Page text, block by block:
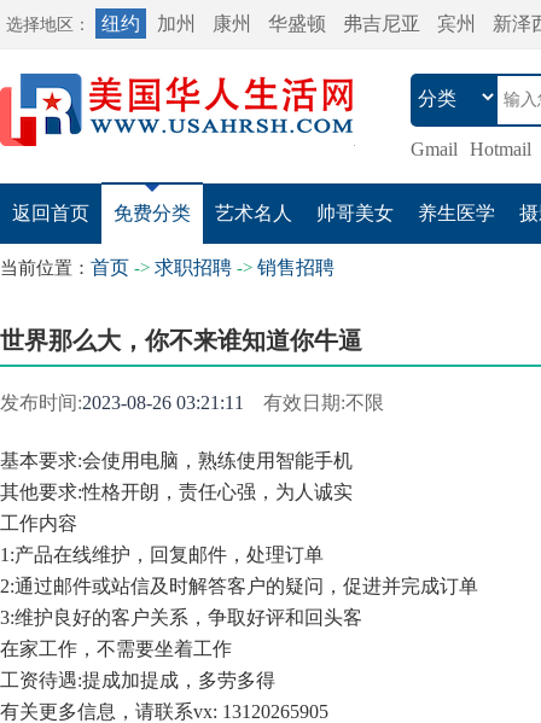
选择地区： 纽约 加州 康州 华盛顿 弗吉尼亚 宾州 新泽
Gmail Hotmail
返回首页 免费分类 艺术名人 帅哥美女 养生医学
当前位置： 首页 -> 求职招聘 -> 销售招聘
世界那么大，你不来谁知道你牛逼
发布时间:2023-08-26 03:21:11 有效日期:不限
基本要求:会使用电脑，熟练使用智能手机
其他要求:性格开朗，责任心强，为人诚实
工作内容
1:产品在线维护，回复邮件，处理订单
2:通过邮件或站信及时解答客户的疑问，促进并完成订单
3:维护良好的客户关系，争取好评和回头客
在家工作，不需要坐着工作
工资待遇:提成加提成，多劳多得
有关更多信息，请联系vx: 13120265905